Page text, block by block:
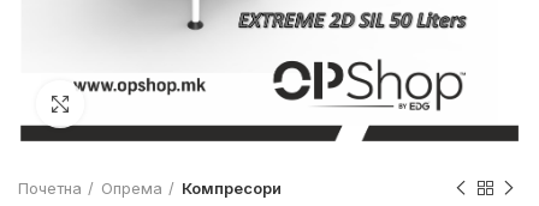
Почетна Опрема Компресори